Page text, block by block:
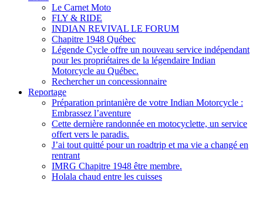
Le Carnet Moto
FLY & RIDE
INDIAN REVIVAL LE FORUM
Chapitre 1948 Québec
Légende Cycle offre un nouveau service indépendant
pour les propriétaires de la légendaire Indian
Motorcycle au Québec.
Rechercher un concessionnaire
Reportage
Préparation printanière de votre Indian Motorcycle :
Embrassez l’aventure
Cette dernière randonnée en motocyclette, un service
offert vers le paradis.
J’ai tout quitté pour un roadtrip et ma vie a changé en
rentrant
IMRG Chapitre 1948 être membre.
Holala chaud entre les cuisses